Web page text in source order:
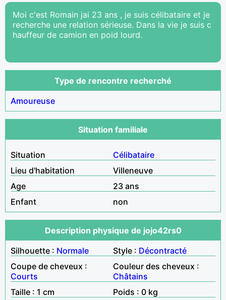
Moi c'est Romain jai 23 ans , je suis célibataire et je
recherche une relation sérieuse. Dans la vie je suis c
hauffeur de camion en poid lourd.
Type de rencontre recherché
Amoureuse
Situation familiale
Situation
Célibataire
Lieu d'habitation
Villeneuve
Age
23 ans
Enfant
non
Description physique de jojo42rs0
Silhouette : Normale Style : Décontracté
Coupe de cheveux :
Courts
Couleur des cheveux :
Châtains
Taille : 1 cm
Poids : 0 kg